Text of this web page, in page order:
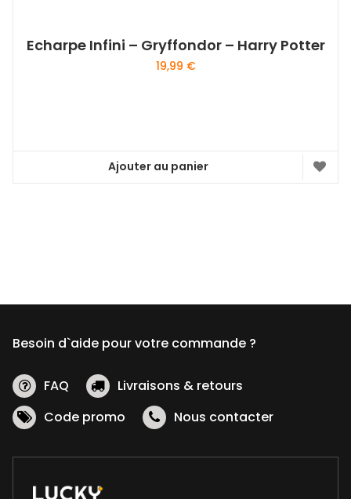
Echarpe Infini – Gryffondor – Harry Potter
19,99 €
Ajouter au panier
Besoin d`aide pour votre commande ?
FAQ
Livraisons & retours
Code promo
Nous contacter